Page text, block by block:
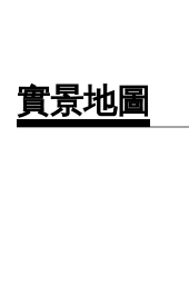
實景地圖